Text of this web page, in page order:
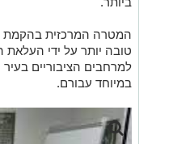
המטרה המרכזית בהקמת
טובה יותר על ידי
למרחבים הציבוריים בעיר
במיוחד עבורם.